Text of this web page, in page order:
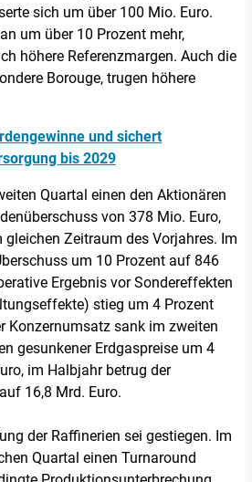
sich um über 100 Mio. Euro.
um über 10 Prozent mehr,
höhere Referenzmargen. Auch die
Borouge, trugen höhere
und sichert
bis 2029
Quartal einen den Aktionären
von 378 Mio. Euro,
Zeitraum des Vorjahres. Im
um 10 Prozent auf 846
Ergebnis vor Sondereffekten
stieg um 4 Prozent
Konzernumsatz sank im zweiten
gesunkener Erdgaspreise um 4
im Halbjahr betrug der
16,8 Mrd. Euro.
der Raffinerien sei gestiegen. Im
Quartal einen Turnaround